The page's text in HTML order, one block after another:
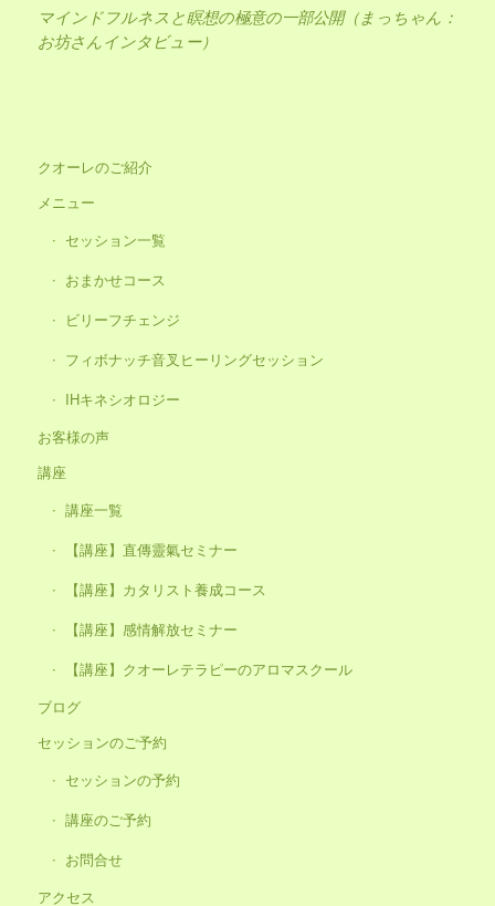
マインドフルネスと瞑想の極意の一部公開（まっちゃん：
お坊さんインタビュー）
クオーレのご紹介
メニュー
セッション一覧
おまかせコース
ビリーフチェンジ
フィボナッチ音叉ヒーリングセッション
IHキネシオロジー
お客様の声
講座
講座一覧
【講座】直傳靈氣セミナー
【講座】カタリスト養成コース
【講座】感情解放セミナー
【講座】クオーレテラピーのアロマスクール
ブログ
セッションのご予約
セッションの予約
講座のご予約
お問合せ
アクセス